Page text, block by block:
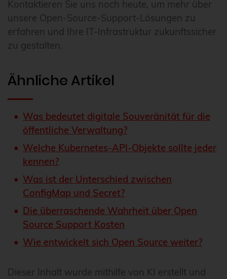
Kontaktieren Sie uns noch heute, um mehr über
unsere Open-Source-Support-Lösungen zu
erfahren und Ihre IT-Infrastruktur zukunftssicher
zu gestalten.
Ähnliche Artikel
Was bedeutet digitale Souveränität für die
öffentliche Verwaltung?
Welche Kubernetes-API-Objekte sollte jeder
kennen?
Was ist der Unterschied zwischen
ConfigMap und Secret?
Die überraschende Wahrheit über Open
Source Support Kosten
Wie entwickelt sich Open Source weiter?
Dieser Inhalt wurde mithilfe von KI erstellt und